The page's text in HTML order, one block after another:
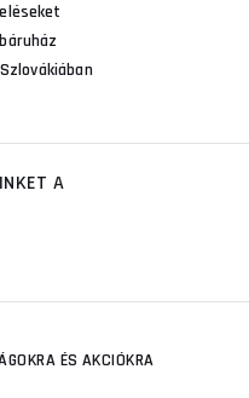
A
ÉS AKCIÓKRA